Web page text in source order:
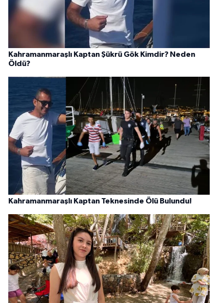
Kahramanmaraşlı Kaptan Şükrü Gök Kimdir? Neden
Öldü?
Kahramanmaraşlı Kaptan Teknesinde Ölü Bulundu!